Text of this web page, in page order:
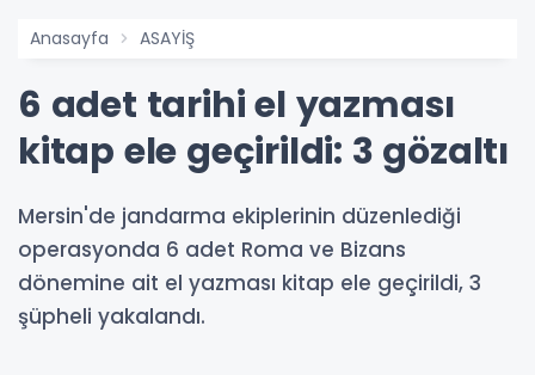
Anasayfa ASAYİŞ
6 adet tarihi el yazması
kitap ele geçirildi: 3 gözaltı
Mersin'de jandarma ekiplerinin düzenlediği
operasyonda 6 adet Roma ve Bizans
dönemine ait el yazması kitap ele geçirildi, 3
şüpheli yakalandı.